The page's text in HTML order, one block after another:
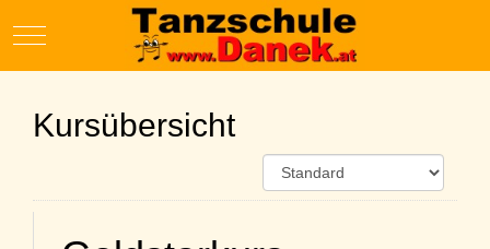
Mobile Menu Toggle
Kursübersicht